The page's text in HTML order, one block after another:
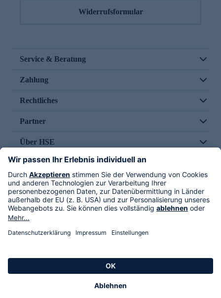
Widerrufsformular
Service & Beratung
Zahlung
Rechtliches
Partner
Über HSE
Im TV
HSE International